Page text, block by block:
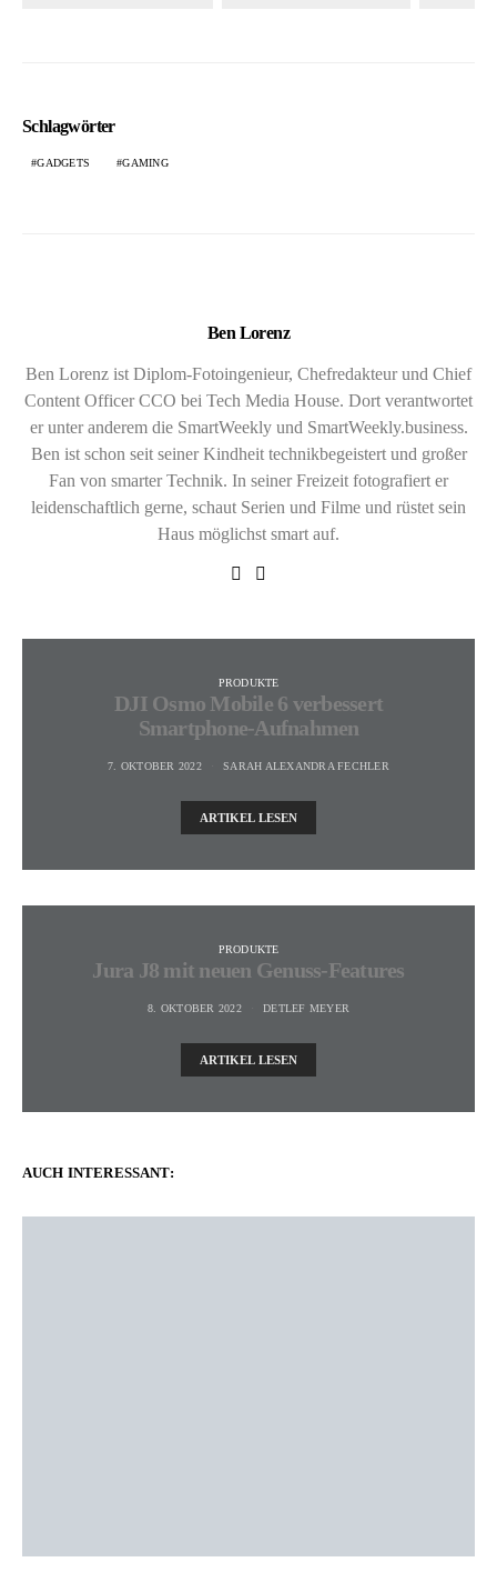
Schlagwörter
GADGETS GAMING
Ben Lorenz
Ben Lorenz ist Diplom-Fotoingenieur, Chefredakteur und Chief
Content Officer CCO bei Tech Media House. Dort verantwortet
er unter anderem die SmartWeekly und SmartWeekly.business.
Ben ist schon seit seiner Kindheit technikbegeistert und großer
Fan von smarter Technik. In seiner Freizeit fotografiert er
leidenschaftlich gerne, schaut Serien und Filme und rüstet sein
Haus möglichst smart auf.
PRODUKTE
DJI Osmo Mobile 6 verbessert
Smartphone-Aufnahmen
7. OKTOBER 2022 SARAH ALEXANDRA FECHLER
ARTIKEL LESEN
PRODUKTE
Jura J8 mit neuen Genuss-Features
8. OKTOBER 2022 DETLEF MEYER
ARTIKEL LESEN
AUCH INTERESSANT: